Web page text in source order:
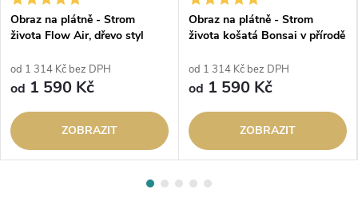
Obraz na plátně - Strom
života Flow Air, dřevo styl
od 1 314 Kč bez DPH
od 1 590 Kč
ZOBRAZIT
Obraz na plátně - Strom
života košatá Bonsai v přírodě
od 1 314 Kč bez DPH
od 1 590 Kč
ZOBRAZIT